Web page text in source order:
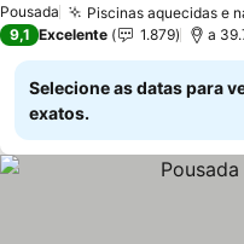
Pousada Piscinas aquecidas e
9,1 Excelente 1.879 a
Selecione as datas para
exatos.